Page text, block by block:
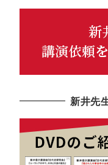
新井先